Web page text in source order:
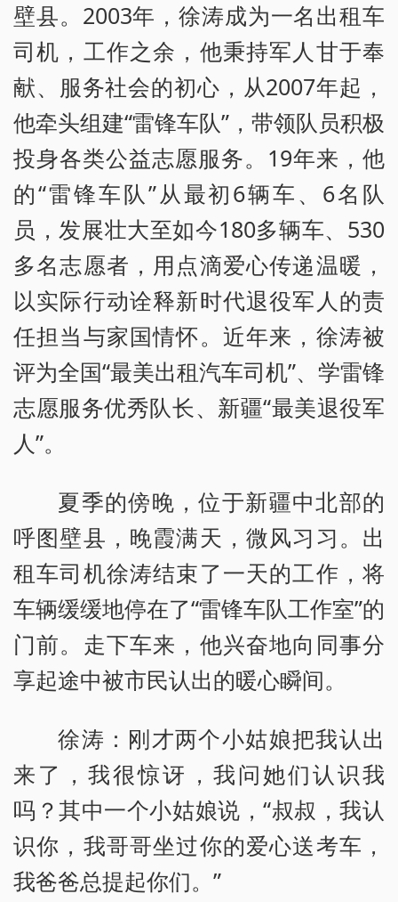
壁县。2003年，徐涛成为一名出租车
司机，工作之余，他秉持军人甘于奉
献、服务社会的初心，从2007年起，
他牵头组建“雷锋车队”，带领队员积极
投身各类公益志愿服务。19年来，他
的“雷锋车队”从最初6辆车、6名队
员，发展壮大至如今180多辆车、530
多名志愿者，用点滴爱心传递温暖，
以实际行动诠释新时代退役军人的责
任担当与家国情怀。近年来，徐涛被
评为全国“最美出租汽车司机”、学雷锋
志愿服务优秀队长、新疆“最美退役军
人”。
夏季的傍晚，位于新疆中北部的
呼图壁县，晚霞满天，微风习习。出
租车司机徐涛结束了一天的工作，将
车辆缓缓地停在了“雷锋车队工作室”的
门前。走下车来，他兴奋地向同事分
享起途中被市民认出的暖心瞬间。
徐涛：刚才两个小姑娘把我认出
来了，我很惊讶，我问她们认识我
吗？其中一个小姑娘说，“叔叔，我认
识你，我哥哥坐过你的爱心送考车，
我爸爸总提起你们。”